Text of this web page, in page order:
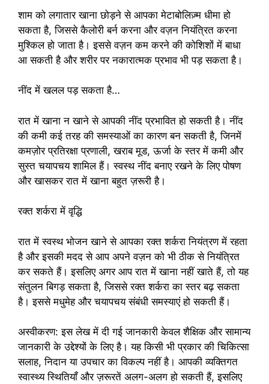
शाम को लगातार खाना छोड़ने से आपका मेटाबोलिज़्म धीमा हो
सकता है, जिससे कैलोरी बर्न करना और वज़न नियंत्रित करना
मुश्किल हो जाता है। इससे वज़न कम करने की कोशिशों में बाधा
आ सकती है और शरीर पर नकारात्मक प्रभाव भी पड़ सकता है।
नींद में खलल पड़ सकता है…
रात में खाना न खाने से आपकी नींद प्रभावित हो सकती है। नींद
की कमी कई तरह की समस्याओं का कारण बन सकती है, जिनमें
कमज़ोर प्रतिरक्षा प्रणाली, खराब मूड, ऊर्जा के स्तर में कमी और
सुस्त चयापचय शामिल हैं। स्वस्थ नींद बनाए रखने के लिए पोषण
और खासकर रात में खाना बहुत ज़रूरी है।
रक्त शर्करा में वृद्धि
रात में स्वस्थ भोजन खाने से आपका रक्त शर्करा नियंत्रण में रहता
है और इसकी मदद से आप अपने वज़न को भी ठीक से नियंत्रित
कर सकते हैं। इसलिए अगर आप रात में खाना नहीं खाते हैं, तो यह
संतुलन बिगड़ सकता है, जिससे रक्त शर्करा का स्तर बढ़ सकता
है। इससे मधुमेह और चयापचय संबंधी समस्याएं हो सकती हैं।
अस्वीकरण: इस लेख में दी गई जानकारी केवल शैक्षिक और सामान्य
जानकारी के उद्देश्यों के लिए है। यह किसी भी प्रकार की चिकित्सा
सलाह, निदान या उपचार का विकल्प नहीं है। आपकी व्यक्तिगत
स्वास्थ्य स्थितियाँ और ज़रूरतें अलग-अलग हो सकती हैं, इसलिए